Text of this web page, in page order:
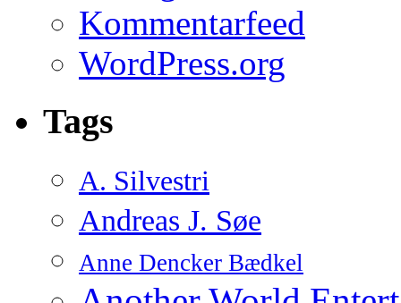
Kommentarfeed
WordPress.org
Tags
A. Silvestri
Andreas J. Søe
Anne Dencker Bædkel